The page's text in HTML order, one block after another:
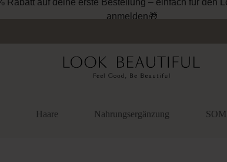
Rabatt auf deine erste Bestellung – einfach für den
anmelden🎁
Haare Nahrungsergänzung